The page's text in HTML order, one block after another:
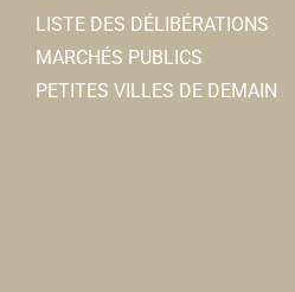
LISTE DES DÉLIBÉRATIONS
MARCHÉS PUBLICS
PETITES VILLES DE DEMAIN